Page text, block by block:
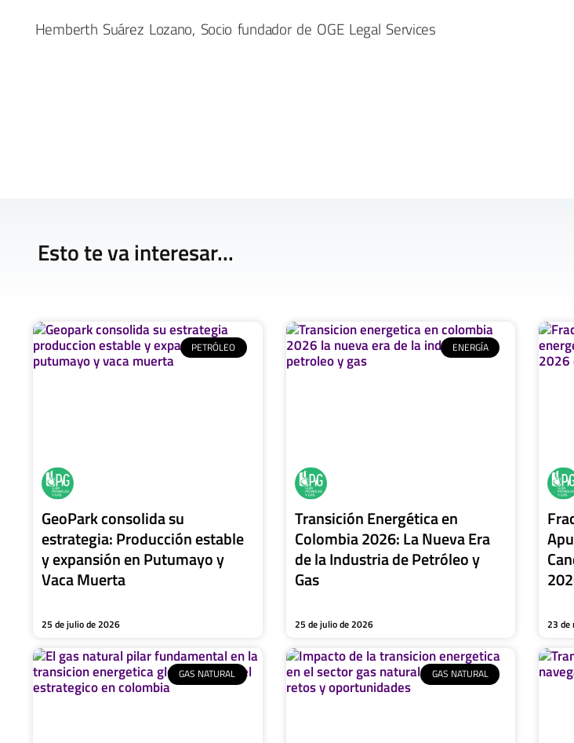
Hemberth Suárez Lozano, Socio fundador de OGE Legal Services
Esto te va interesar...
PETRÓLEO
GeoPark consolida su
estrategia: Producción estable
y expansión en Putumayo y
Vaca Muerta
25 de julio de 2026
ENERGÍA
Transición Energética en
Colombia 2026: La Nueva Era
de la Industria de Petróleo y
Gas
25 de julio de 2026 23 de
GAS NATURAL GAS NATURAL